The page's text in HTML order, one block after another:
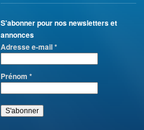
S'abonner pour nos newsletters et
annonces
Adresse e-mail *
Prénom *